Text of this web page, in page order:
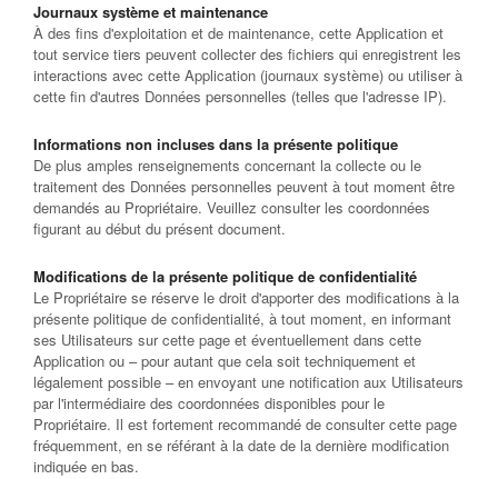
Journaux système et maintenance
À des fins d'exploitation et de maintenance, cette Application et
tout service tiers peuvent collecter des fichiers qui enregistrent les
interactions avec cette Application (journaux système) ou utiliser à
cette fin d'autres Données personnelles (telles que l'adresse IP).
Informations non incluses dans la présente politique
De plus amples renseignements concernant la collecte ou le
traitement des Données personnelles peuvent à tout moment être
demandés au Propriétaire. Veuillez consulter les coordonnées
figurant au début du présent document.
Modifications de la présente politique de confidentialité
Le Propriétaire se réserve le droit d'apporter des modifications à la
présente politique de confidentialité, à tout moment, en informant
ses Utilisateurs sur cette page et éventuellement dans cette
Application ou – pour autant que cela soit techniquement et
légalement possible – en envoyant une notification aux Utilisateurs
par l'intermédiaire des coordonnées disponibles pour le
Propriétaire. Il est fortement recommandé de consulter cette page
fréquemment, en se référant à la date de la dernière modification
indiquée en bas.